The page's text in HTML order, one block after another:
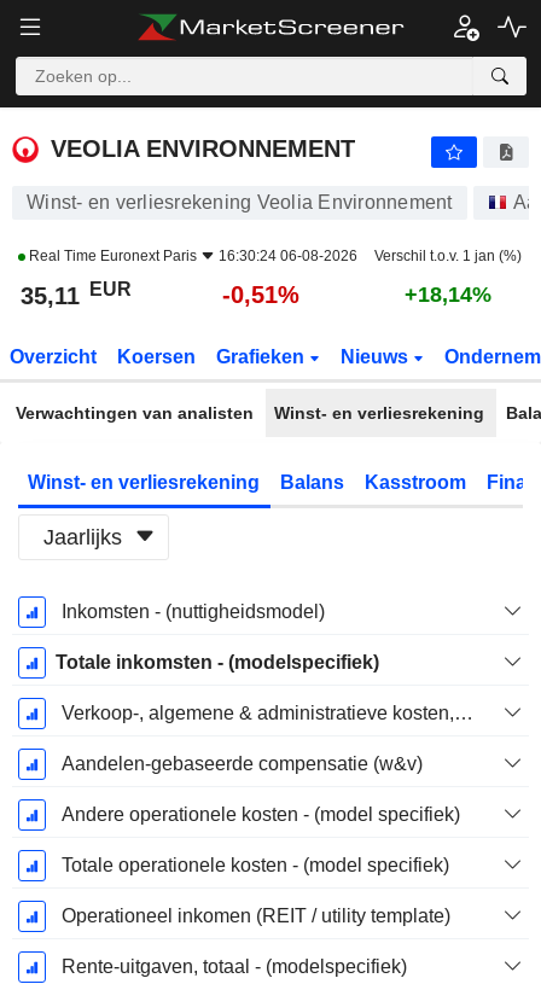
VEOLIA ENVIRONNEMENT
VEOLIA ENVIRONNEMENT
Winst- en verliesrekening Veolia Environnement
Real Time Euronext Paris 16:30:24 06-08-2026 Verschil t.o.v. 1 jan (%)
35,11 EUR -0,51% +18,14%
Overzicht Koersen Grafieken Nieuws
Verwachtingen van analisten Winst- en verliesrekening
Winst- en verliesrekening Balans Kasstroom
Jaarlijks
Start
boekjaar:
December
Inkomsten - (nuttigheidsmodel)
Totale inkomsten - (modelspecifiek)
Verkoop-, algemene & administratieve kosten, totaal - (modelspecifiek)
Aandelen-gebaseerde compensatie (w&v)
Andere operationele kosten - (model specifiek)
Totale operationele kosten - (model specifiek)
Operationeel inkomen (REIT / utility template)
Rente-uitgaven, totaal - (modelspecifiek)